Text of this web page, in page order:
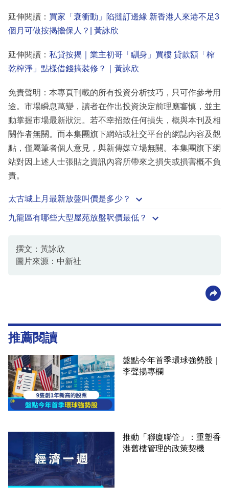
延伸閱讀： 買家「衰衝動」陷撻訂邊緣 新香港人來港不足3
個月可做按揭擔保人？| 黃詠欣
延伸閱讀： 私貸按揭｜業主初哥「瞓身」買樓 貸款額「榨
乾榨淨」點樣借錢搞裝修？｜黃詠欣
免責聲明：本專頁刊載的所有投資分析技巧，只可作參考用
途。市場瞬息萬變，讀者在作出投資決定前理應審慎，並主
動掌握市場最新狀況。若不幸招致任何損失，概與本刊及相
關作者無關。而本集團旗下網站或社交平台的網誌內容及觀
點，僅屬筆者個人意見，與新傳媒立場無關。本集團旗下網
站對因上述人士張貼之資訊內容所帶來之損失或損害概不負
責。
太古城上月最新放盤叫價是多少？
九龍區有哪些大型屋苑放盤呎價最低？
撰文：黃詠欣
圖片來源：中新社
推薦閱讀
盤點今年首季環球強勢股｜
李聲揚專欄
推動「聯廈聯管」：重塑香
港舊樓管理的政策契機